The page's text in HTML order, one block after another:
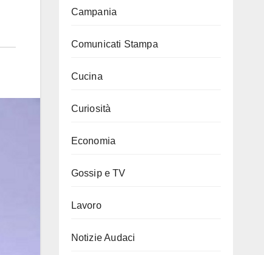
Campania
Comunicati Stampa
Cucina
Curiosità
Economia
Gossip e TV
Lavoro
Notizie Audaci